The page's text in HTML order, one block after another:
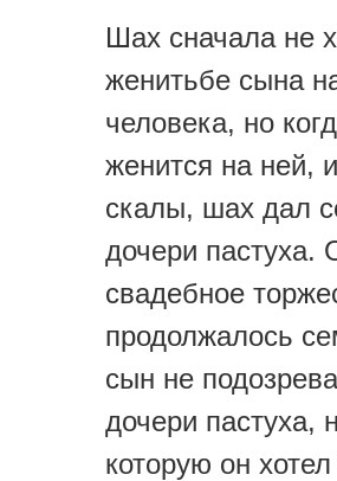
Шах сначала не
женитьбе сына
человека, но
женится на ней,
скалы, шах дал
дочери пастуха.
свадебное
продолжалось
сын не
дочери пастуха,
которую он